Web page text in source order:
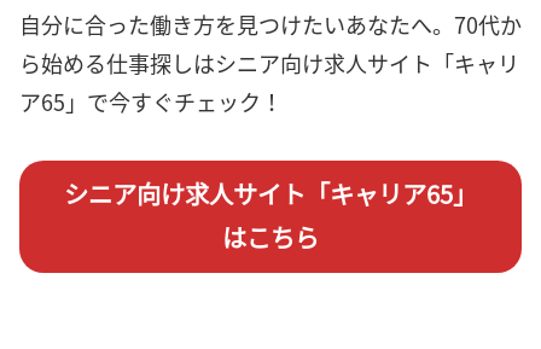
自分に合った働き方を見つけたいあなたへ。70代か
ら始める仕事探しはシニア向け求人サイト「キャリ
ア65」で今すぐチェック！
シニア向け求人サイト「キャリア65」
はこちら